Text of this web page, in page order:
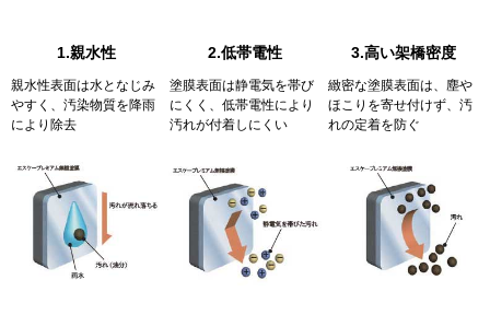
1.親水性
親水性表面は水となじみ
やすく、汚染物質を降雨
により除去
2.低帯電性
塗膜表面は静電気を帯び
にくく、低帯電性により
汚れが付着しにくい
3.高い架橋密度
緻密な塗膜表面は、塵や
ほこりを寄せ付けず、汚
れの定着を防ぐ